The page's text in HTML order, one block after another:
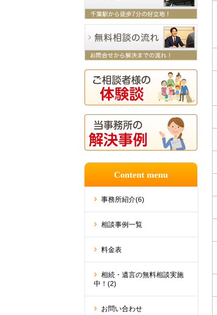
Content menu
事務所紹介(6)
相談事例一覧
料金表
相続・遺言の無料相談実施
中！ (2)
お問い合わせ